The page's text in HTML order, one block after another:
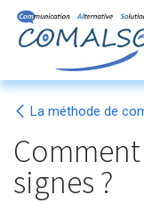
Se rendre au
La méthode de
signes ?